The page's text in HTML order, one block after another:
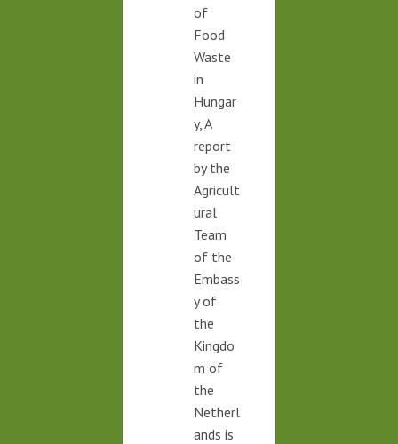
of
Food
Waste
in
Hungar
y, A
report
by the
Agricult
ural
Team
of the
Embass
y of
the
Kingdo
m of
the
Netherl
ands is